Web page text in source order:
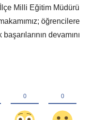
Milli Eğitim Müdürü
öğrencilere
devamını